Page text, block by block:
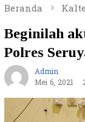
Beranda
Beginilah
Polres
Admin
Mei 6, 2021